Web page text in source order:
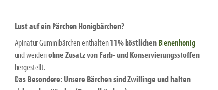
Lust auf ein Pärchen Honigbärchen?
Apinatur Gummibärchen enthalten11% köstlichenBienenhonig
und werdenohne Zusatz von Farb- und Konservierungsstoffen
hergestellt.
Das Besondere: Unsere Bärchen sind Zwillinge und halten